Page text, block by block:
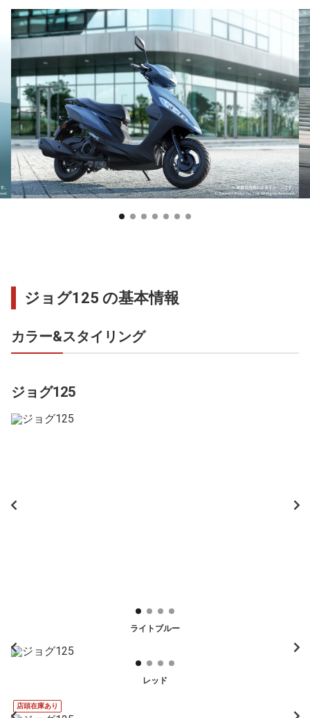
ジョグ125 の基本情報
カラー&スタイリング
ジョグ125
ライトブルー
レッド
店頭在庫あり